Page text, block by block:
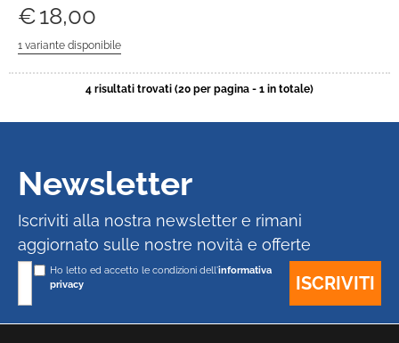
€18,00
4 risultati trovati (20 per pagina - 1 in totale)
Newsletter
Iscriviti alla nostra newsletter e rimani
aggiornato sulle nostre novità e offerte
Ho letto ed accetto le condizioni dell'informativa
privacy